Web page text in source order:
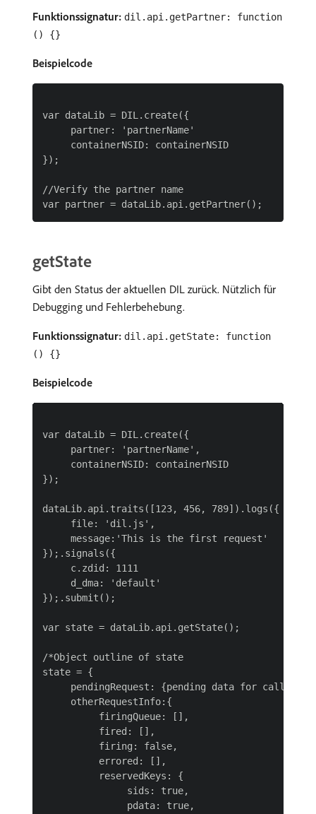
Funktionssignatur: dil.api.getPartner: function
() {}
Beispielcode
var dataLib = DIL.create({
     partner: 'partnerName'
     containerNSID: containerNSID
});
//Verify the partner name
getState
Gibt den Status der aktuellen DIL zurück. Nützlich für
Debugging und Fehlerbehebung.
Funktionssignatur: dil.api.getState: function
() {}
Beispielcode
var dataLib = DIL.create({
     partner: 'partnerName',
     containerNSID: containerNSID
});
dataLib.api.traits([123, 456, 789]).logs({
     file: 'dil.js',
     message:'This is the first request'
});.signals({
     c.zdid: 1111
     d_dma: 'default'
});.submit();
var state = dataLib.api.getState();
/*Object outline of state
state = {
pendingRequest: {pending data for call to
     otherRequestInfo:{
          firingQueue: [],
          fired: [],
          firing: false,
          errored: [],
          reservedKeys: {
               sids: true,
               pdata: true,